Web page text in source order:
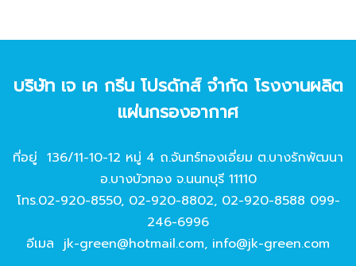
บริษัท เจ เค กรีน โปรดักส์ จํากัด โรงงานผลิต
แผ่นกรองอากาศ
ที่อยู่ 136/11-10-12 หมู่ 4 ถ.จันทร์ทองเอี่ยม ต.บางรักพัฒนา
อ.บางบัวทอง จ.นนทบุรี 11110
โทร.02-920-8550, 02-920-8802, 02-920-8588 099-
246-6996
อีเมล jk-green@hotmail.com, info@jk-green.com